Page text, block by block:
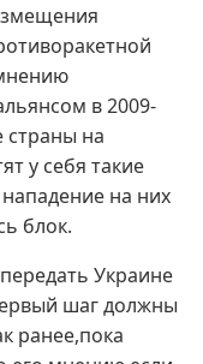
в 2009-
страны на
у себя такие
на них
блок.
Украине
шаг должны
ранее,пока